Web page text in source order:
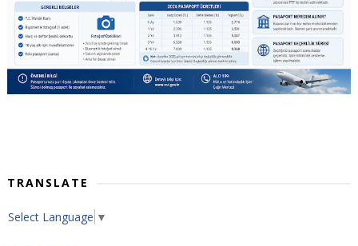
TRANSLATE
Select Language ▼